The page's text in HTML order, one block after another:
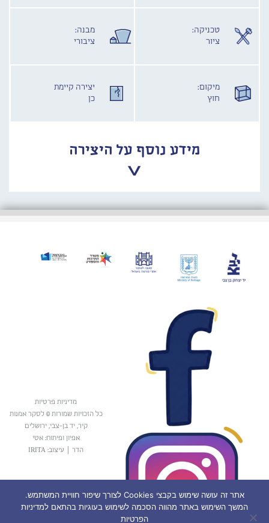
טכניקה:
ציור
מבנה:
ציבורי
מיקום:
חוץ
יצירה קיימת
כן
מידע נוסף על היצירה
מדיניות פרטיות
כל הזכויות שמורות © לסקר אמנות
קיר, יד בן-צבי, ירושלים
אפיון ופיתוח: אטי
הדר
עיצוב: IRITA
אתר זה עושה שימוש בקבצי Cookies לצורך שיפור חוויית המשתמש.
המשך השימוש באתר מהווה הסכמה לשימוש בעוגיות בהתאם למדיניות
הפרטיות